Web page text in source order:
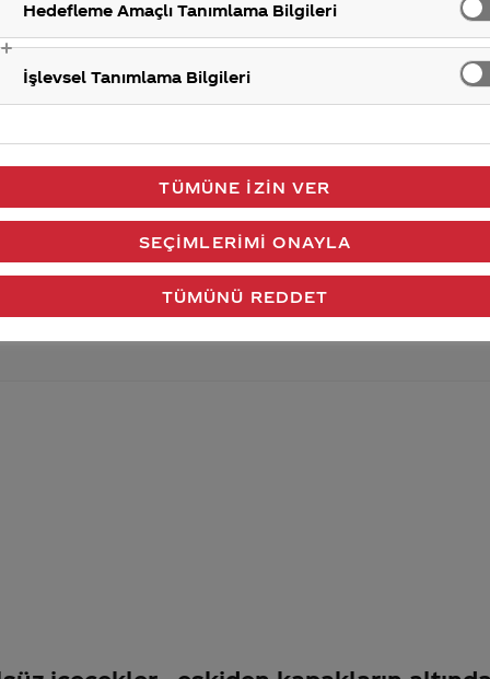
verdiğimiz cevap aklındaki soru işaretlerini giderdi
Hedefleme Amaçlı Tanımlama Bilgileri
İşlevsel Tanımlama Bilgileri
TÜMÜNE İZIN VER
TÜMÜNÜ REDDET
SEÇIMLERIMI ONAYLA